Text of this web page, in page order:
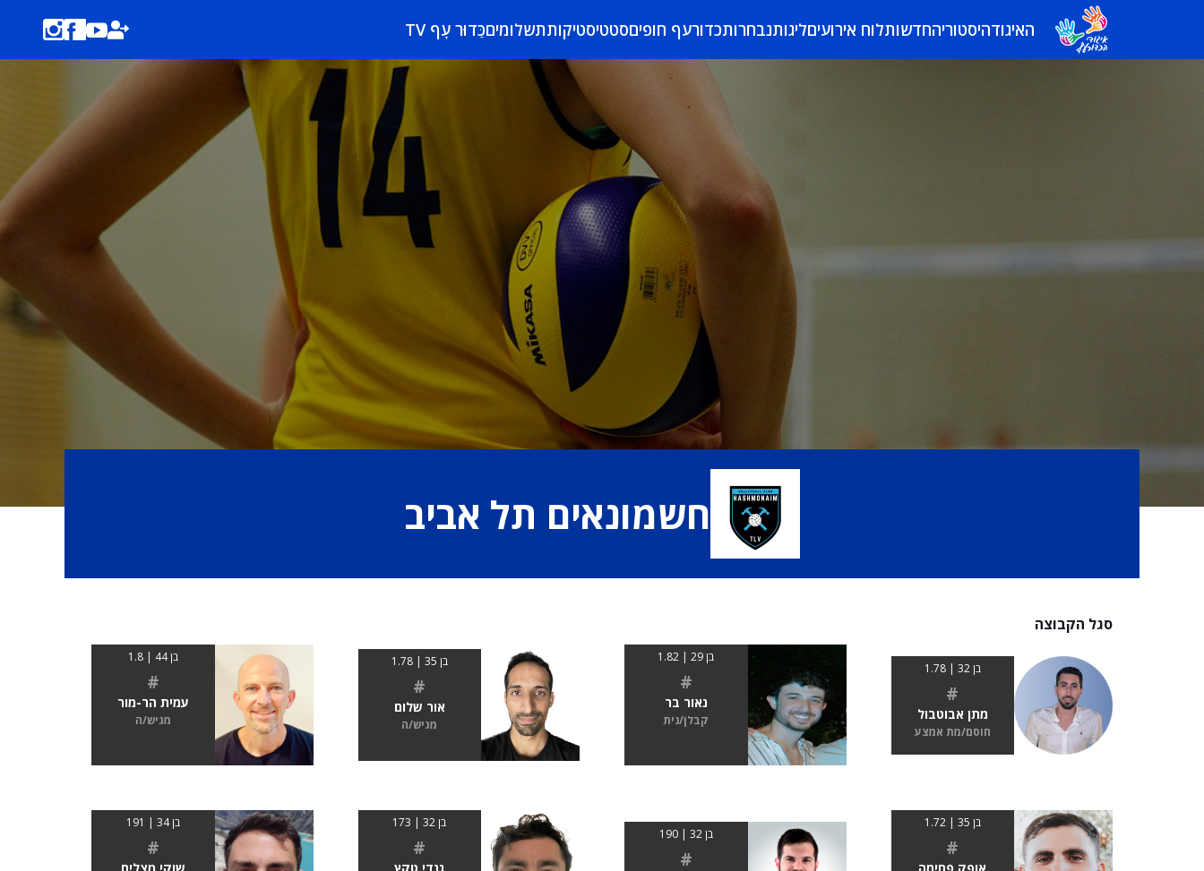
האיגודהיסטוריהחדשותלוח אירועיםליגותנבחרותכדורעף חופיםסטטיסטיקותתשלומיםכַּדוּר עָף TV
חשמונאים תל אביב
סגל הקבוצה
בן 32 | 1.78
#
מתן אבוטבול
חוסם/מת אמצע
בן 29 | 1.82
#
נאור בר
קבלן/נית
בן 35 | 1.78
#
אור שלום
מגיש/ה
בן 44 | 1.8
#
עמית הר-מור
מגיש/ה
בן 35 | 1.72
#
בן 32 | 190
#
בן 32 | 173
#
בן 34 | 191
#